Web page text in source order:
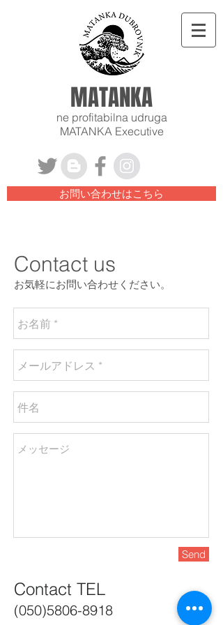
MATANKA
ne profitabilna udruga
MATANKA Executive
お問い合わせはこちら
Contact us
お気軽にお問い合わせください。
Send
Contact TEL
(050)5806-8918